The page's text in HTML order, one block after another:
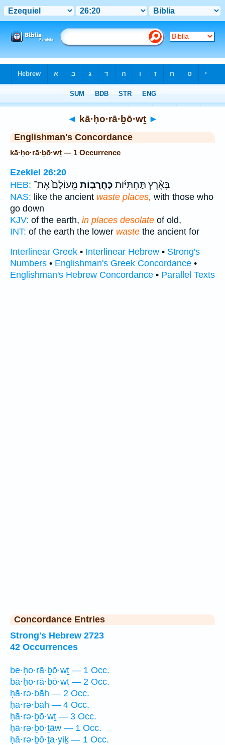
◄ kā·ḥo·rā·ḇō·wṯ ►
Englishman's Concordance
kā·ḥo·rā·ḇō·wṯ — 1 Occurrence
Ezekiel 26:20
HEB:
בְּאֶ֨רֶץ תַּחְתִּיּ֜וֹת כָּחֳרָב֤וֹת מֵֽעוֹלָם֙ אֶת־
NAS: like the ancient waste places, with those who
go down
KJV: of the earth, in places desolate of old,
INT: of the earth the lower waste the ancient for
Interlinear Greek • Interlinear Hebrew • Strong's
Numbers • Englishman's Greek Concordance •
Englishman's Hebrew Concordance • Parallel Texts
Concordance Entries
Strong's Hebrew 2723
42 Occurrences
be·ḥo·rā·ḇō·wṯ — 1 Occ.
bā·ḥo·rā·ḇō·wṯ — 2 Occ.
ḥā·rə·bāh — 2 Occ.
ḥā·rə·bāh — 4 Occ.
ḥā·rə·ḇō·wṯ — 3 Occ.
ḥā·rə·ḇō·ṯāw — 1 Occ.
ḥā·rə·ḇō·ṯa·yiḵ — 1 Occ.